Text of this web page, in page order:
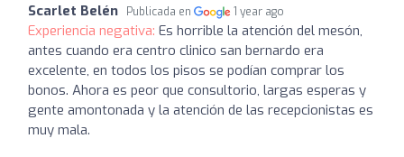
Scarlet Belén Publicada en 1 year ago
Experiencia negativa: Es horrible la atención del mesón,
antes cuando era centro clinico san bernardo era
excelente, en todos los pisos se podían comprar los
bonos. Ahora es peor que consultorio, largas esperas y
gente amontonada y la atención de las recepcionistas es
muy mala.